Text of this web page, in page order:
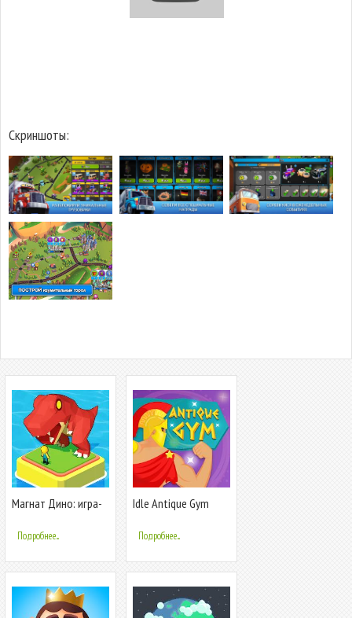
Скриншоты:
Магнат Дино: игра-
Подробнее...
Idle Antique Gym
Ленивый магнат
Подробнее...